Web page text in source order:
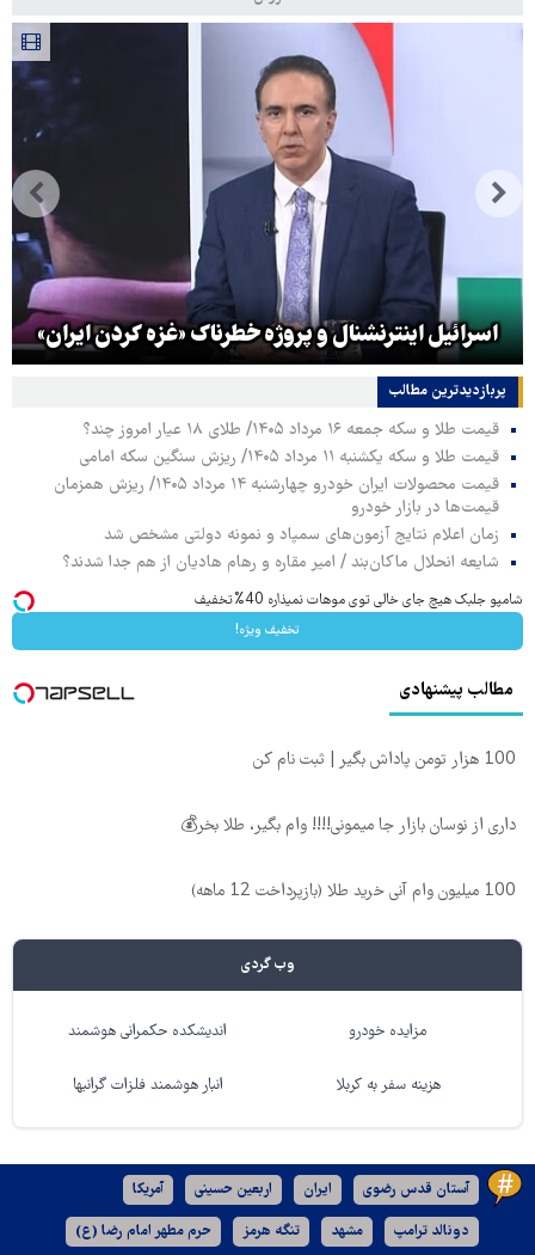
اسرائیل اینترنشنال و پروژه خطرناک «غزه کردن ایران»
پربازدیدترین‌ مطالب
قیمت طلا و سکه جمعه ۱۶ مرداد ۱۴۰۵/ طلای ۱۸ عیار امروز چند؟
قیمت طلا و سکه یکشنبه ۱۱ مرداد ۱۴۰۵/ ریزش سنگین سکه امامی
قیمت محصولات ایران خودرو چهارشنبه ۱۴ مرداد ۱۴۰۵/ ریزش همزمان
قیمت‌ها در بازار خودرو
زمان اعلام نتایج آزمون‌های سمپاد و نمونه دولتی مشخص شد
شایعه انحلال ماکان‌بند / امیر مقاره و رهام هادیان از هم جدا شدند؟
شامپو جلبک هیچ جای خالی توی موهات نمیذاره 40%تخفیف
تخفیف ویژه!
مطالب پیشنهادی
100 هزار تومن پاداش بگیر | ثبت نام کن
داری از نوسان بازار جا میمونی!!!! وام بگیر، طلا بخر💰
100 میلیون وام آنی خرید طلا (بازپرداخت 12 ماهه)
وب گردی
مزایده خودرو اندیشکده حکمرانی هوشمند
هزینه سفر به کربلا انبار هوشمند فلزات گرانبها
آستان قدس رضوی ایران اربعین حسینی آمریکا
دونالد ترامپ مشهد تنگه هرمز حرم مطهر امام رضا (ع)